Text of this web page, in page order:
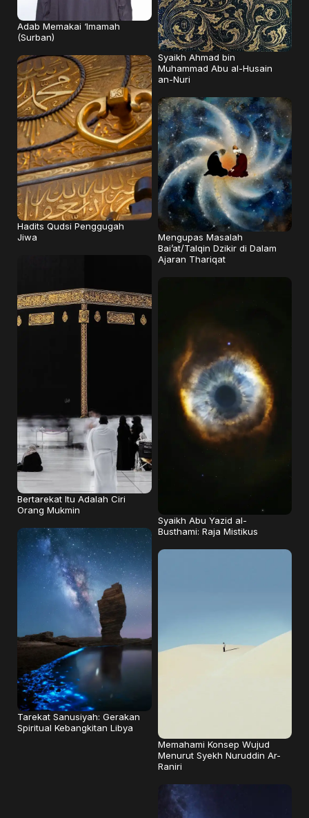
Syaikh Ahmad bin
Muhammad Abu al-Husain
an-Nuri
Adab Memakai ‘Imamah
(Surban)
Mengupas Masalah
Bai’at/Talqin Dzikir di Dalam
Ajaran Thariqat
Hadits Qudsi Penggugah
Jiwa
Syaikh Abu Yazid al-
Busthami: Raja Mistikus
Bertarekat Itu Adalah Ciri
Orang Mukmin
Memahami Konsep Wujud
Menurut Syekh Nuruddin Ar-
Raniri
Tarekat Sanusiyah: Gerakan
Spiritual Kebangkitan Libya